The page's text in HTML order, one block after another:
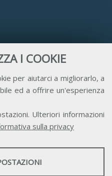
I COOKIE
per aiutarci a migliorarlo, a
ed a offrire un'esperienza
Ulteriori informazioni
sulla privacy